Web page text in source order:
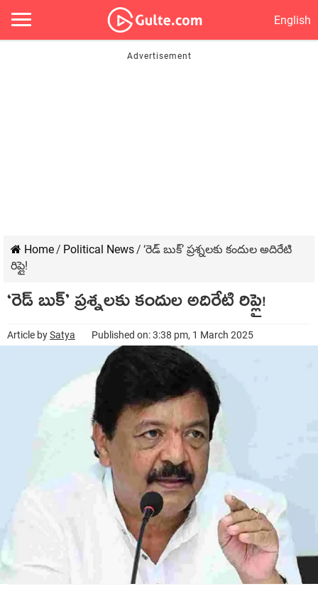
English
Home/ Political News/ ‘రెడ్ బుక్’ ప్రశ్నలకు కందుల అదిరేటి
రిప్లై!
‘రెడ్ బుక్’ ప్రశ్నలకు కందుల అదిరేటి రిప్లై!
Article bySatya Published on: 3:38 pm, 1 March 2025